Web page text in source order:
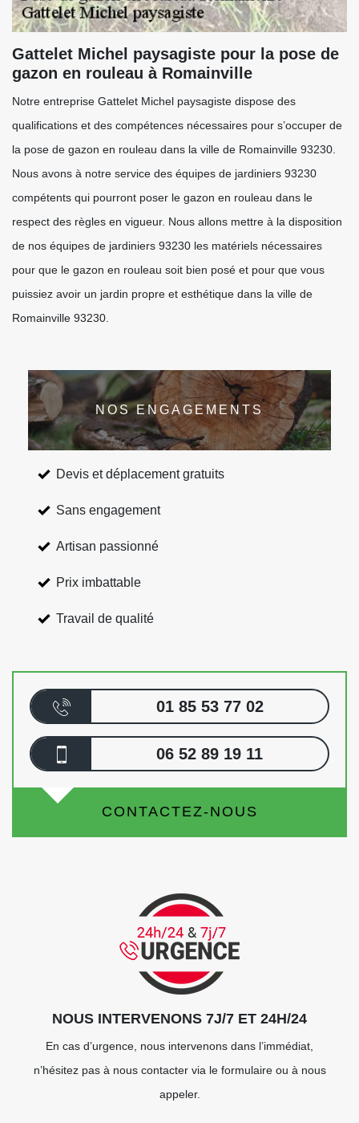
Gattelet Michel paysagiste pour la pose de
gazon en rouleau à Romainville
Notre entreprise Gattelet Michel paysagiste dispose des
qualifications et des compétences nécessaires pour s’occuper de
la pose de gazon en rouleau dans la ville de Romainville 93230.
Nous avons à notre service des équipes de jardiniers 93230
compétents qui pourront poser le gazon en rouleau dans le
respect des règles en vigueur. Nous allons mettre à la disposition
de nos équipes de jardiniers 93230 les matériels nécessaires
pour que le gazon en rouleau soit bien posé et pour que vous
puissiez avoir un jardin propre et esthétique dans la ville de
Romainville 93230.
NOS ENGAGEMENTS
Devis et déplacement gratuits
Sans engagement
Artisan passionné
Prix imbattable
Travail de qualité
01 85 53 77 02
06 52 89 19 11
CONTACTEZ-NOUS
NOUS INTERVENONS 7J/7 ET 24H/24
En cas d’urgence, nous intervenons dans l’immédiat,
n’hésitez pas à nous contacter via le formulaire ou à nous
appeler.